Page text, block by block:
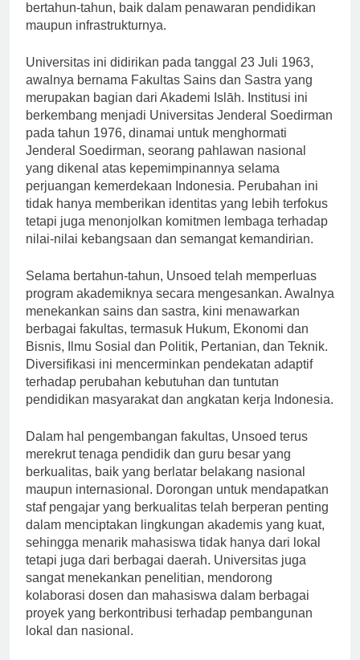
telah mengalami evolusi yang signifikan selama
bertahun-tahun, baik dalam penawaran pendidikan
Universitas ini didirikan pada tanggal 23 Juli 1963,
awalnya bernama Fakultas Sains dan Sastra yang
merupakan bagian dari Akademi Islāh. Institusi ini
berkembang menjadi Universitas Jenderal Soedirman
pada tahun 1976, dinamai untuk menghormati
Jenderal Soedirman, seorang pahlawan nasional
yang dikenal atas kepemimpinannya selama
perjuangan kemerdekaan Indonesia. Perubahan ini
tidak hanya memberikan identitas yang lebih terfokus
tetapi juga menonjolkan komitmen lembaga terhadap
Selama bertahun-tahun, Unsoed telah memperluas
program akademiknya secara mengesankan. Awalnya
menekankan sains dan sastra, kini menawarkan
berbagai fakultas, termasuk Hukum, Ekonomi dan
Bisnis, Ilmu Sosial dan Politik, Pertanian, dan Teknik.
Diversifikasi ini mencerminkan pendekatan adaptif
terhadap perubahan kebutuhan dan tuntutan
Dalam hal pengembangan fakultas, Unsoed terus
merekrut tenaga pendidik dan guru besar yang
berkualitas, baik yang berlatar belakang nasional
maupun internasional. Dorongan untuk mendapatkan
staf pengajar yang berkualitas telah berperan penting
dalam menciptakan lingkungan akademis yang kuat,
sehingga menarik mahasiswa tidak hanya dari lokal
tetapi juga dari berbagai daerah. Universitas juga
sangat menekankan penelitian, mendorong
kolaborasi dosen dan mahasiswa dalam berbagai
proyek yang berkontribusi terhadap pembangunan